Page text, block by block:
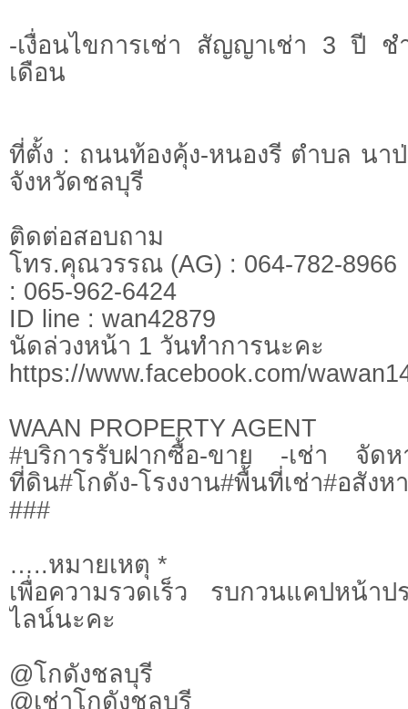
-เงื่อนไขการเช่า สัญญาเช่า 3 ปี ช
เดือน
ที่ตั้ง : ถนนท้องคุ้ง-หนองรี ตำบล นาป่
จังหวัดชลบุรี
ติดต่อสอบถาม
โทร.คุณวรรณ (AG) : 064-782-8966
: 065-962-6424
ID line : wan42879
นัดล่วงหน้า 1 วันทำการนะคะ
https://www.facebook.com/
WAAN PROPERTY AGENT
#บริการรับฝากซื้อ-ขาย -เช่า จั
ที่ดิน#โกดัง-โรงงาน#พื้นที่เช่า#อสัง
###
…..หมายเหตุ *
เพื่อความรวดเร็ว รบกวนแคปหน้าป
ไลน์นะคะ
@โกดังชลบุรี
@เช่าโกดังชลบุรี